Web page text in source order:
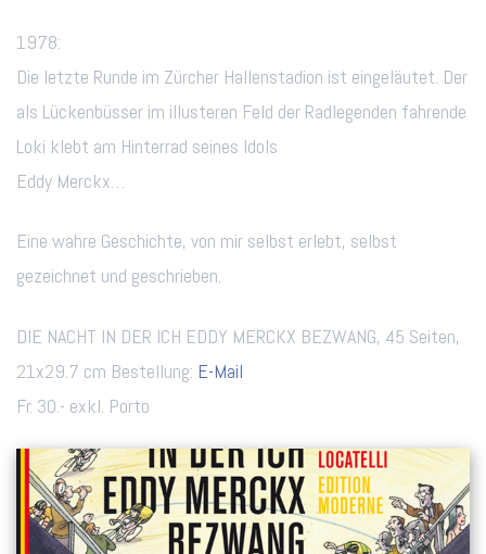
1978:
Die letzte Runde im Zürcher Hallenstadion ist eingeläutet. Der
als Lückenbüsser im illusteren Feld der Radlegenden fahrende
Loki klebt am Hinterrad seines Idols
Eddy Merckx…
Eine wahre Geschichte, von mir selbst erlebt, selbst
gezeichnet und geschrieben.
DIE NACHT IN DER ICH EDDY MERCKX BEZWANG, 45 Seiten,
21x29.7 cm Bestellung: E-Mail
Fr. 30.- exkl. Porto